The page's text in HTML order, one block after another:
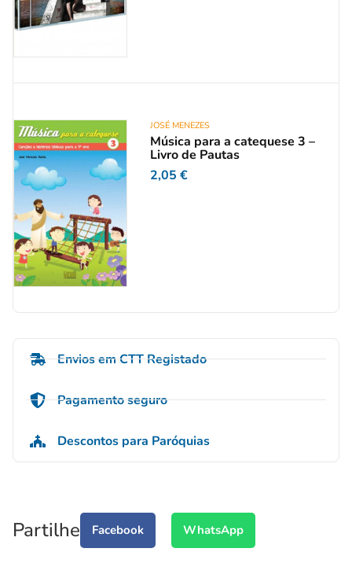
JOSÉ MENEZES
Música para a catequese 3 –
Livro de Pautas
2,05 €
Envios em CTT Registado
Pagamento seguro
Descontos para Paróquias
Partilhe Facebook WhatsApp